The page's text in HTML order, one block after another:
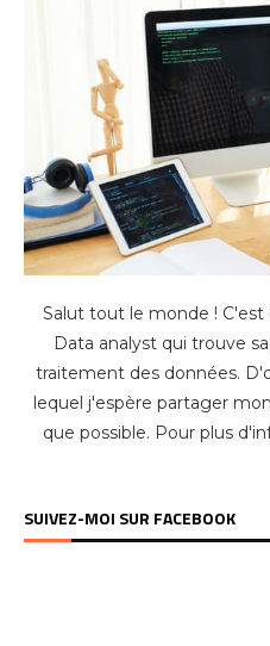
Salut tout le monde !
Data analyst qui trouve
traitement des données.
lequel j'espère partager
que possible. Pour plus
SUIVEZ-MOI SUR FACEBOOK